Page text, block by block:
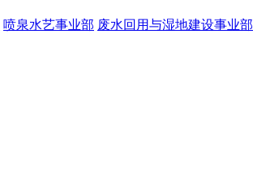
喷泉水艺事业部 废水回用与湿地建设事业部